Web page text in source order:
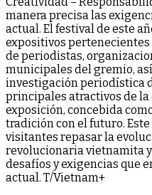
manera precisa las
actual. El festival de este
expositivos pertenecientes
de periodistas,
municipales del gremio,
investigación periodística
principales atractivos de la
exposición, concebida
tradición con el futuro.
visitantes repasar la
revolucionaria vietnamita
desafíos y exigencias que
actual. T/Vietnam+